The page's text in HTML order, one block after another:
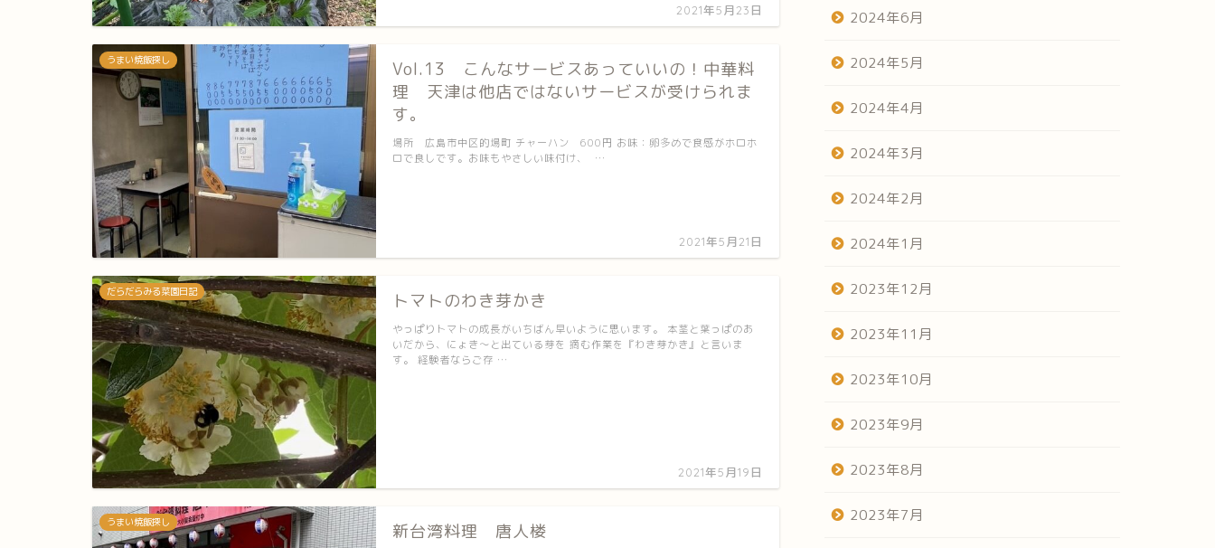
2021年5月23日
うまい焼飯探し
Vol.13 こんなサービスあっていいの！中華料
理 天津は他店ではないサービスが受けられま
す。
2021年5月21日
場所 広島市中区的場町 チャーハン 600円 お味：卵多めで食感がホロホ
ロで良しです。お味もやさしい味付け、 …
だらだらみる菜園日記 トマトのわき芽かき
2021年5月19日
やっぱりトマトの成長がいちばん早いように思います。 本茎と葉っぱのあ
いだから、にょき～と出ている芽を 摘む作業を『わき芽かき』と言いま
す。 経験者ならご存 …
うまい焼飯探し 新台湾料理 唐人楼
2024年6月
2024年5月
2024年4月
2024年3月
2024年2月
2024年1月
2023年12月
2023年11月
2023年10月
2023年9月
2023年8月
2023年7月